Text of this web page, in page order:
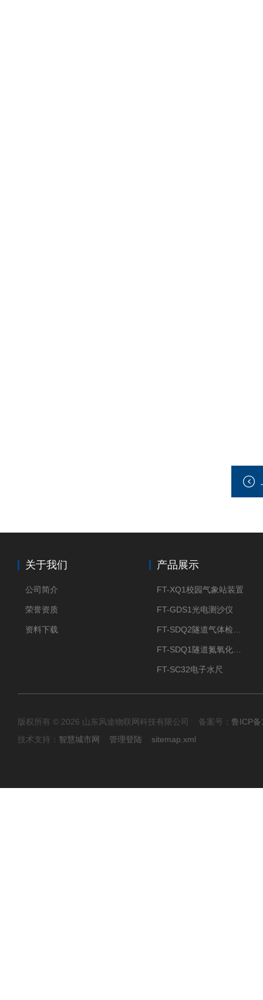
关于我们
公司简介
荣誉资质
资料下载
产品展示
FT-XQ1校园气象站装置
FT-GDS1光电测沙仪
FT-SC32电子水尺
版权所有 © 2026 山东风途物联网科技有限公司 备案号： 鲁ICP
技术支持： 智慧城市网 管理登陆 sitemap.xml